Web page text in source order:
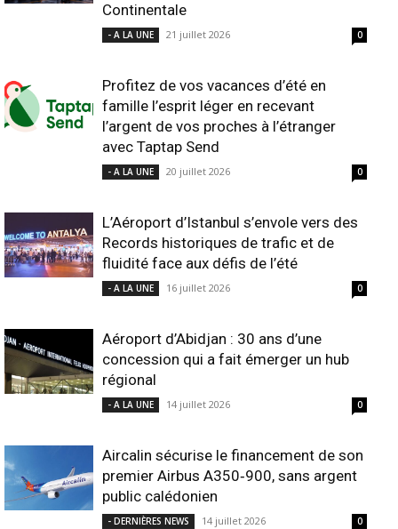
Continentale
- A LA UNE 21 juillet 2026 0
Profitez de vos vacances d’été en
famille l’esprit léger en recevant
l’argent de vos proches à l’étranger
avec Taptap Send
- A LA UNE 20 juillet 2026 0
L’Aéroport d’Istanbul s’envole vers des
Records historiques de trafic et de
fluidité face aux défis de l’été
- A LA UNE 16 juillet 2026 0
Aéroport d’Abidjan : 30 ans d’une
concession qui a fait émerger un hub
régional
- A LA UNE 14 juillet 2026 0
Aircalin sécurise le financement de son
premier Airbus A350‑900, sans argent
public calédonien
- DERNIÈRES NEWS 14 juillet 2026 0